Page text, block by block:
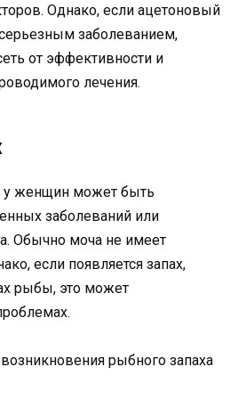
Однако, если ацетоновый
заболеванием,
от эффективности и
лечения.
у женщин может быть
заболеваний или
Обычно моча не имеет
если появляется запах,
рыбы, это может
рыбного запаха